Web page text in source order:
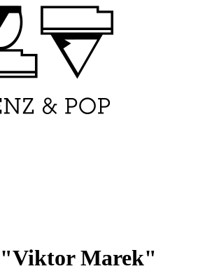
"Viktor Marek"